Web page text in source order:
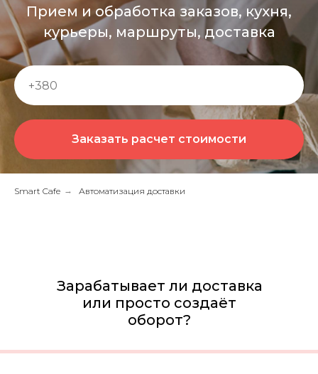
Прием и обработка заказов, кухня,
курьеры, маршруты, доставка
Заказать расчет стоимости
Smart Cafe → Автоматизация доставки
Зарабатывает ли доставка
или просто создаёт
оборот?